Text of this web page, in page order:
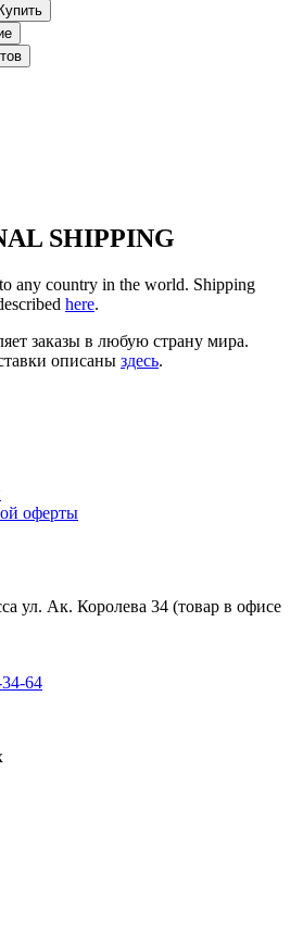
Купить
SHIPPING
any country in the world. Shipping
here.
заказы в любую страну мира.
описаны здесь.
оферты
ул. Ак. Королева 34 (товар в офисе
64